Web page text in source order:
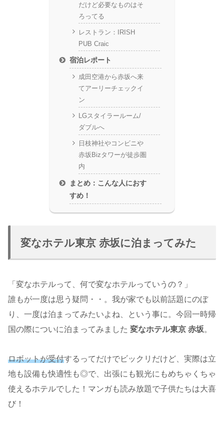
だけど必要なものはそ
ろってる
レストラン：IRISH
PUB Craic
宿泊レポート
成田空港から赤坂へ来
てアーリーチェックイ
ン
LGスタイラールーム/
ダブルへ
日枝神社やコンビニや
赤坂Bizタワーが徒歩圏
内
まとめ：こんな人におす
すめ！
変なホテル東京 赤坂に泊まってみた
「変なホテルって、何で変なホテルっていうの？」
誰もが一度は思う疑問・・。我が家でも以前話題にのぼ
り、一度は泊まってみたいよね、という事に。今回一時帰
国の際についに泊まってみました 変なホテル東京 赤坂。
ロボットが受付するってだけでビックリだけど、実際は立
地も設備も快適性も◎で、出張にも観光にもめちゃくちゃ
使えるホテルでした！マンガも読み放題で子供たちは大喜
び！